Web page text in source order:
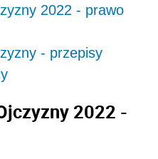
2022 - prawo
- przepisy
2022 -